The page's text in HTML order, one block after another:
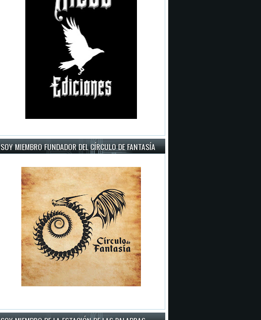
SOY MIEMBRO FUNDADOR DEL CÍRCULO DE FANTASÍA